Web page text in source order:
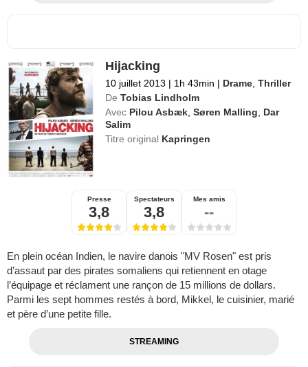
Hijacking
10 juillet 2013 | 1h 43min | Drame,Thriller
De Tobias Lindholm
Avec Pilou Asbæk,Søren Malling, Dar
Salim
Titre original Kapringen
Presse
3,8
Spectateurs
3,8
Mes amis
--
En plein océan Indien, le navire danois "MV Rosen" est pris
d’assaut par des pirates somaliens qui retiennent en otage
l’équipage et réclament une rançon de 15 millions de dollars.
Parmi les sept hommes restés à bord, Mikkel, le cuisinier, marié
et père d’une petite fille.
STREAMING